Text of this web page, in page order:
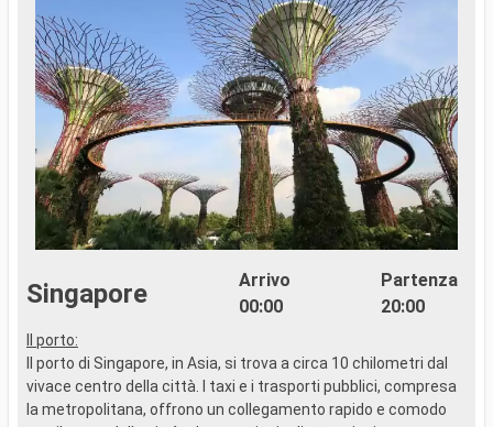
Singapore
Arrivo
00:00
Partenza
20:00
Il porto:
Il porto di Singapore, in Asia, si trova a circa 10 chilometri dal
vivace centro della città. I taxi e i trasporti pubblici, compresa
la metropolitana, offrono un collegamento rapido e comodo